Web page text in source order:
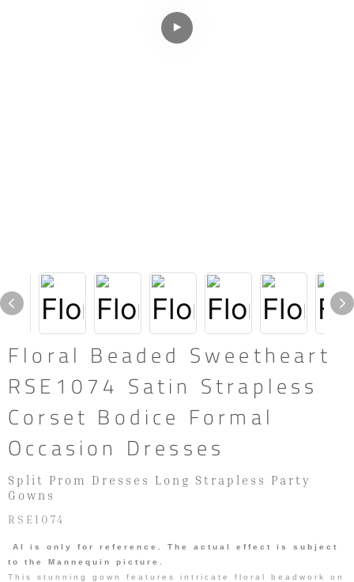
Floral Beaded Sweetheart
RSE1074 Satin Strapless
Corset Bodice Formal
Occasion Dresses
Split Prom Dresses Long Strapless Party
Gowns
RSE1074
AI is only for reference. The actual effect is subject
to the Mannequin picture.
This stunning gown features intricate floral beadwork on